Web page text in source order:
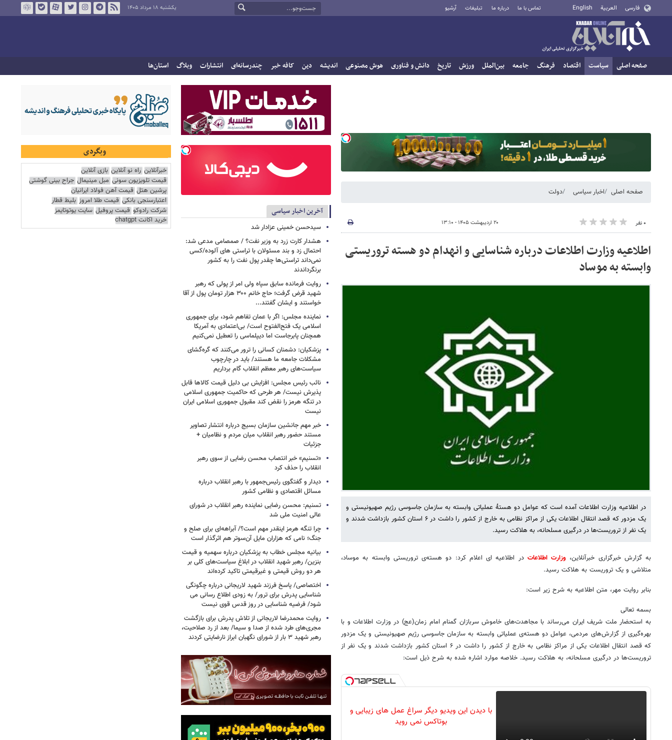
فارسی العربية English تماس با ما درباره ما تبلیغات آرشیو یکشنبه ۱۸ مرداد ۱۴۰۵
صفحه اصلی سیاست اقتصاد فرهنگ جامعه بین‌الملل ورزش تاریخ دانش و فناوری هوش مصنوعی اندیشه دین کافه خبر چندرسانه‌ای انتشارات وبلاگ استان‌ها
صفحه اصلی اخبار سیاسی دولت
۰ نفر ۲۰ اردیبهشت ۱۴۰۵ - ۱۳:۱۰
اطلاعیه وزارت اطلاعات درباره شناسایی و انهدام دو هسته تروریستی
وابسته به موساد
در اطلاعیه وزارت اطلاعات آمده است که عوامل دو هستهٔ عملیاتی وابسته به سازمان جاسوسی رژیم صهیونیستی و
یک مزدور که قصد انتقال اطلاعات یکی از مراکز نظامی به خارج از کشور را داشت در ۶ استان کشور بازداشت شدند و
یک نفر از تروریست‌ها در درگیری مسلحانه، به هلاکت رسید.
به گزارش خبرگزاری خبرآنلاین، وزارت اطلاعات در اطلاعیه ای اعلام کرد: دو هسته‌ی تروریستی وابسته به موساد،
متلاشی و یک تروریست به هلاکت رسید.
بنابر روایت مهر، متن اطلاعیه به شرح زیر است:
بسمه تعالی
به‌ استحضار ملت شریف ایران می‌رساند با مجاهدت‌های خاموش سربازان گمنام امام زمان(عج) در وزارت اطلاعات و با
بهره‌گیری از گزارش‌های مردمی، عوامل دو هسته‌ی عملیاتی وابسته به سازمان جاسوسی رژیم صهیونیستی و یک مزدور
که قصد انتقال اطلاعات یکی از مراکز نظامی به خارج از کشور را داشت در ۶ استان کشور بازداشت شدند و یک نفر از
تروریست‌ها در درگیری مسلحانه، به هلاکت رسید. خلاصه موارد اشاره شده به شرح ذیل است:
با دیدن این ویدیو دیگر سراغ عمل های زیبایی و
بوتاکس نمی روید
آخرین اخبار سیاسی
سیدحسن خمینی عزادار شد
هشدار کارت زرد به وزیر نفت؟ / صمصامی مدعی شد:
احتمال زد و بند مسئولان با تراستی های آلوده/کسی
نمی‌داند تراستی‌ها چقدر پول نفت را به کشور
برنگرداندند
روایت فرمانده سابق سپاه ولی امر از پولی که رهبر
شهید قرض گرفت؛ حاج خانم ۳۰۰ هزار تومان پول از آقا
خواستند و ایشان گفتند...
نماینده مجلس: اگر با عمان تفاهم شود، برای جمهوری
اسلامی یک فتح‌الفتوح است/ بی‌اعتمادی به آمریکا
همچنان پابرجاست اما دیپلماسی را تعطیل نمی‌کنیم
پزشکیان: دشمنان کسانی را ترور می‌کنند که گره‌گشای
مشکلات جامعه ما هستند/ باید در چارچوب
سیاست‌های رهبر معظم انقلاب گام برداریم
نائب رئیس مجلس: افزایش بی دلیل قیمت کالاها قابل
پذیرش نیست/ هر طرحی که حاکمیت جمهوری اسلامی
در تنگه هرمز را نقض کند مقبول جمهوری اسلامی ایران
نیست
خبر مهم جانشین سازمان بسیج درباره انتشار تصاویر
مستند حضور رهبر انقلاب میان مردم و نظامیان +
جزئیات
«تسنیم» خبر انتصاب محسن رضایی از سوی رهبر
انقلاب را حذف کرد
دیدار و گفتگوی رئیس‌جمهور با رهبر انقلاب درباره
مسائل اقتصادی و نظامی کشور
تسنیم: محسن رضایی نماینده رهبر انقلاب در شورای
عالی امنیت ملی شد
چرا تنگه هرمز اینقدر مهم است؟/ آبراهه‌ای برای صلح و
جنگ؛ نامی که هزاران مایل آن‌سوتر هم اثرگذار است
بیانیه مجلس خطاب به پزشکیان درباره سهمیه و قیمت
بنزین/ رهبر شهید انقلاب در ابلاغ سیاست‌های کلی بر
هر دو روش قیمتی و غیرقیمتی تاکید کرده‌اند
اختصاصی/ پاسخ فرزند شهید لاریجانی درباره چگونگی
شناسایی پدرش برای ترور/ به زودی اطلاع رسانی می
شود/ فرضیه شناسایی در روز قدس قوی نیست
روایت محمدرضا لاریجانی از تلاش پدرش برای بازگشت
مجری‌های طرد شده از صدا و سیما/ بعد از رد صلاحیت،
رهبر شهید ۳ بار از شورای نگهبان ابراز نارضایتی کردند
وبگردی
خبرآنلاین راه نو آنلاین بازی آنلاین
قیمت تلویزیون سونی مبل مینیمال جراح بینی گوشتی
پرشین هتل قیمت آهن فولاد ایرانیان
اعتبارسنجی بانکی قیمت طلا امروز بلیط قطار
شرکت رادوکو قیمت پروفیل سایت یوتوتایمز
خرید اکانت chatgpt